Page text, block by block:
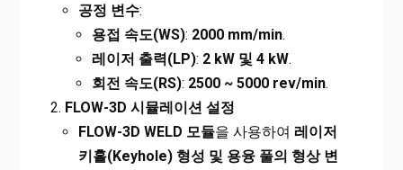
공정 변수:
용접 속도(WS): 2000 mm/min.
레이저 출력(LP): 2 kW 및 4 kW.
회전 속도(RS): 2500 ~ 5000 rev/min.
FLOW-3D 시뮬레이션 설정
FLOW-3D WELD 모듈을 사용하여 레이저
키홀(Keyhole) 형성 및 용융 풀의 형상 변